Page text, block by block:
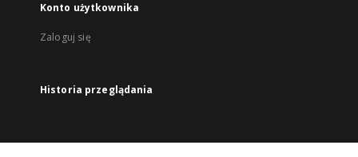
Konto użytkownika
Zaloguj się
Historia przeglądania